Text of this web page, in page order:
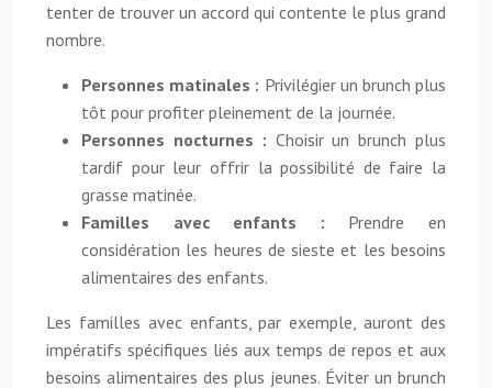
tenter de trouver un accord qui contente le plus grand
nombre.
Personnes matinales : Privilégier un brunch plus
tôt pour profiter pleinement de la journée.
Personnes nocturnes : Choisir un brunch plus
tardif pour leur offrir la possibilité de faire la
grasse matinée.
Familles avec enfants : Prendre en
considération les heures de sieste et les besoins
alimentaires des enfants.
Les familles avec enfants, par exemple, auront des
impératifs spécifiques liés aux temps de repos et aux
besoins alimentaires des plus jeunes. Éviter un brunch